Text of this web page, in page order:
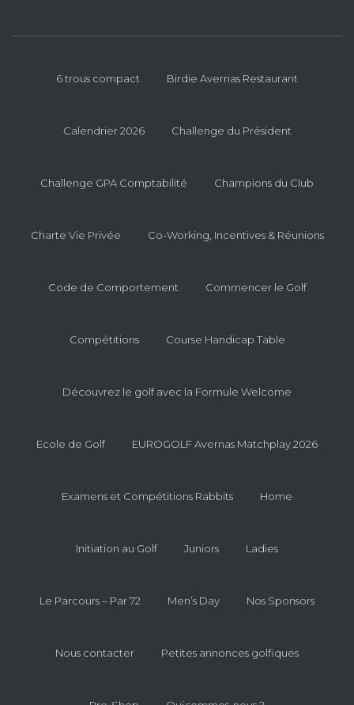
6 trous compact Birdie Avernas Restaurant
Calendrier 2026 Challenge du Président
Challenge GPA Comptabilité Champions du Club
Charte Vie Privée Co-Working, Incentives & Réunions
Code de Comportement Commencer le Golf
Compétitions Course Handicap Table
Découvrez le golf avec la Formule Welcome
Ecole de Golf EUROGOLF Avernas Matchplay 2026
Examens et Compétitions Rabbits Home
Initiation au Golf Juniors Ladies
Le Parcours – Par 72 Men’s Day Nos Sponsors
Nous contacter Petites annonces golfiques